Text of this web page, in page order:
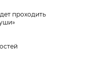
проходить